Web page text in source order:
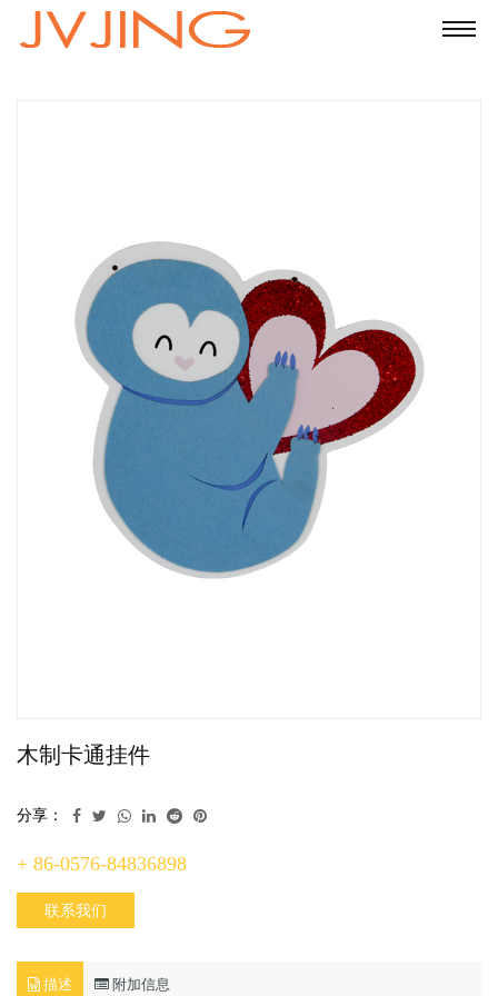
木制卡通挂件
分享：
+ 86-0576-84836898
联系我们
描述 附加信息